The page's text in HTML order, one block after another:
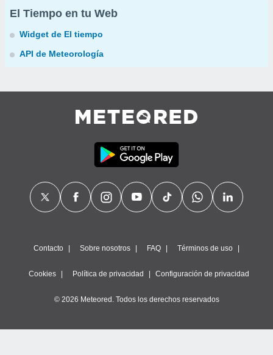
El Tiempo en tu Web
Widget de El tiempo
API de Meteorología
Contacto Sobre nosotros FAQ Términos de uso
Cookies Política de privacidad Configuración de privacidad
© 2026 Meteored. Todos los derechos reservados